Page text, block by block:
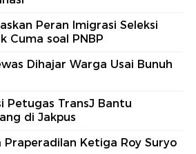
Peran Imigrasi Seleksi
Cuma soal PNBP
Dihajar Warga Usai Bunuh
Petugas TransJ Bantu
di Jakpus
Praperadilan Ketiga Roy Suryo